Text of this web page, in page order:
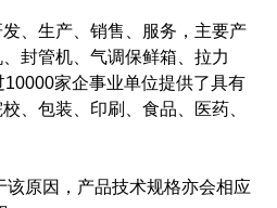
、生产、销售、服务，主要产
封管机、气调保鲜箱、拉力
家企事业单位提供了具有
、包装、印刷、食品、医药、
原因，产品技术规格亦会相应